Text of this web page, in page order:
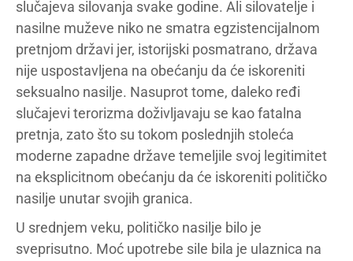
slučajeva silovanja svake godine. Ali silovatelje i
nasilne muževe niko ne smatra egzistencijalnom
pretnjom državi jer, istorijski posmatrano, država
nije uspostavljena na obećanju da će iskoreniti
seksualno nasilje. Nasuprot tome, daleko ređi
slučajevi terorizma doživljavaju se kao fatalna
pretnja, zato što su tokom poslednjih stoleća
moderne zapadne države temeljile svoj legitimitet
na eksplicitnom obećanju da će iskoreniti političko
nasilje unutar svojih granica.
U srednjem veku, političko nasilje bilo je
sveprisutno. Moć upotrebe sile bila je ulaznica na